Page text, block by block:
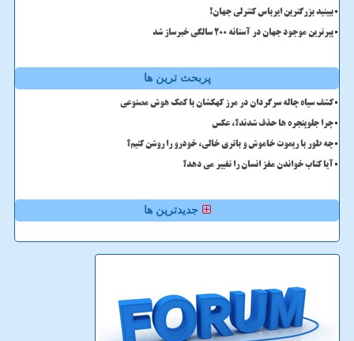
ببینید بزرگترین ایرباس کنترلی جهان!
پیرترین موجود جهان در آستانه ۲۰۰ سالگی خبرساز شد
پربحث ترین ها
کشف سیاه چاله سرگردان در مرز کهکشان با کمک هوش مصنوعی
چرا جلوپنجره ها حذف شدند؟، عکس
چه طور با ریموت خاموش و باتری خالی، خودرو را روشن کنیم؟
آیا کتاب خواندن مغز انسان را تغییر می دهد؟
جدیدترین ها